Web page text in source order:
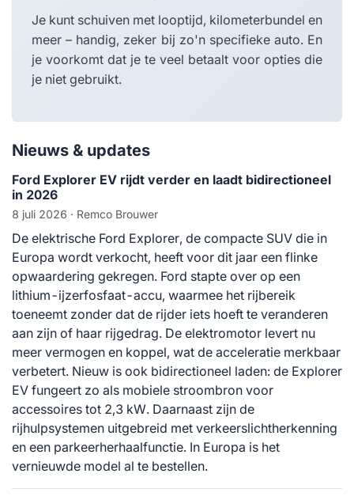
Je kunt schuiven met looptijd, kilometerbundel en
meer – handig, zeker bij zo'n specifieke auto. En
je voorkomt dat je te veel betaalt voor opties die
je niet gebruikt.
Nieuws & updates
Ford Explorer EV rijdt verder en laadt bidirectioneel
in 2026
8 juli 2026 · Remco Brouwer
De elektrische Ford Explorer, de compacte SUV die in
Europa wordt verkocht, heeft voor dit jaar een flinke
opwaardering gekregen. Ford stapte over op een
lithium-ijzerfosfaat-accu, waarmee het rijbereik
toeneemt zonder dat de rijder iets hoeft te veranderen
aan zijn of haar rijgedrag. De elektromotor levert nu
meer vermogen en koppel, wat de acceleratie merkbaar
verbetert. Nieuw is ook bidirectioneel laden: de Explorer
EV fungeert zo als mobiele stroombron voor
accessoires tot 2,3 kW. Daarnaast zijn de
rijhulpsystemen uitgebreid met verkeerslichtherkenning
en een parkeerherhaalfunctie. In Europa is het
vernieuwde model al te bestellen.